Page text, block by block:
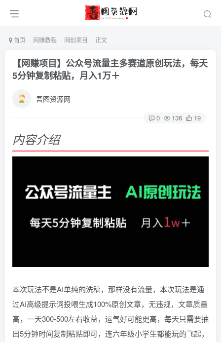
首页 网赚教程 网创项目 正文
【网赚项目】公众号流量主多赛道原创玩法，每天
5分钟复制粘贴，月入1万＋
吾图资源网
0 136 19
内容介绍
本次玩法不是AI单纯的洗稿，那样没有流量，本次玩法是通
过AI高级提示词投喂生成100%原创文章，无违规，文章质量
高，一天300-500左右收益，运气好可能更高，每天只需要抽
出5分钟时间复制粘贴即可，连六年级小学生都能玩的飞起，